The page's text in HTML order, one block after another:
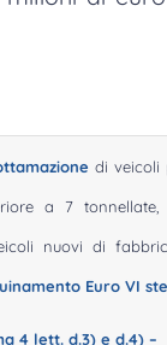
di veicoli
a 7
nuovi di
Euro VI
lett. d.3) e d.4) –